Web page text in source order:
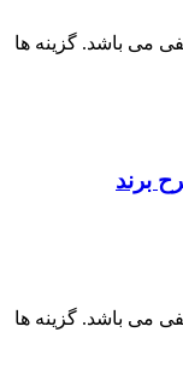
می باشد. گزینه ها
می باشد. گزینه ها